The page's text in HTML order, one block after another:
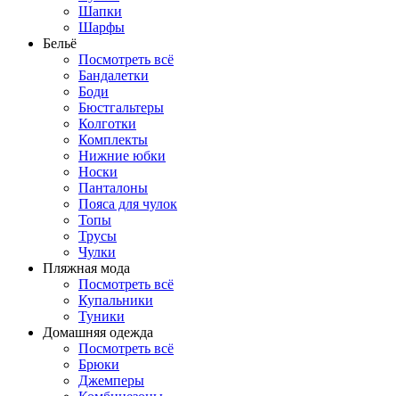
Шапки
Шарфы
Бельё
Посмотреть всё
Бандалетки
Боди
Бюстгальтеры
Колготки
Комплекты
Нижние юбки
Носки
Панталоны
Поясa для чулок
Топы
Трусы
Чулки
Пляжная мода
Посмотреть всё
Купальники
Туники
Домашняя одежда
Посмотреть всё
Брюки
Джемперы